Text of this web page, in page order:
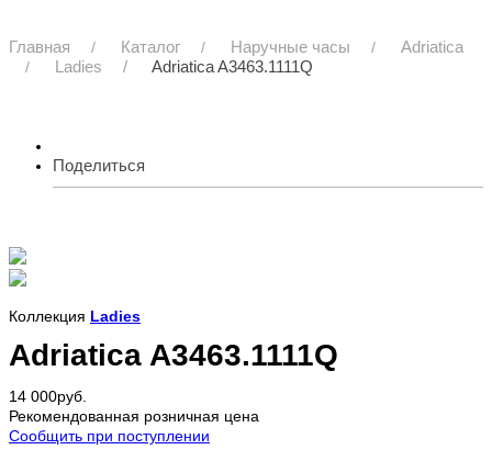
Главная Каталог Наручные часы
Adriatica
Ladies
Adriatica A3463.1111Q
Поделиться
Коллекция Ladies
Adriatica A3463.1111Q
14 000руб.
Рекомендованная розничная цена
Сообщить при поступлении